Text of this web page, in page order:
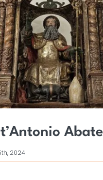
Abate
2024